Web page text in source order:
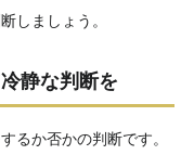
しましょう。
静な判断を
るか否かの判断です。